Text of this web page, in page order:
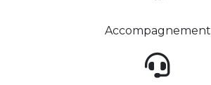
Accompagnement